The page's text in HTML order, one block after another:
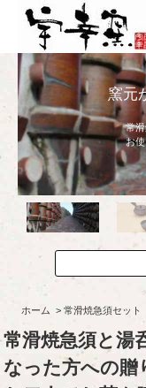
普段使いの
心地よさ
ホーム >常滑焼急須セット
常滑焼急須と湯
なった方への贈